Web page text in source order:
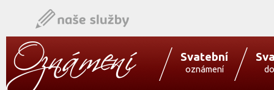
Svatební
oznámení